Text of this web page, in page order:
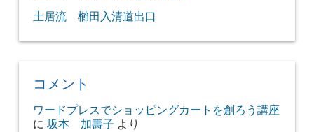
土居流 櫛田入清道出口
コメント
ワードプレスでショッピングカートを創ろう講座
に 坂本 加壽子 より